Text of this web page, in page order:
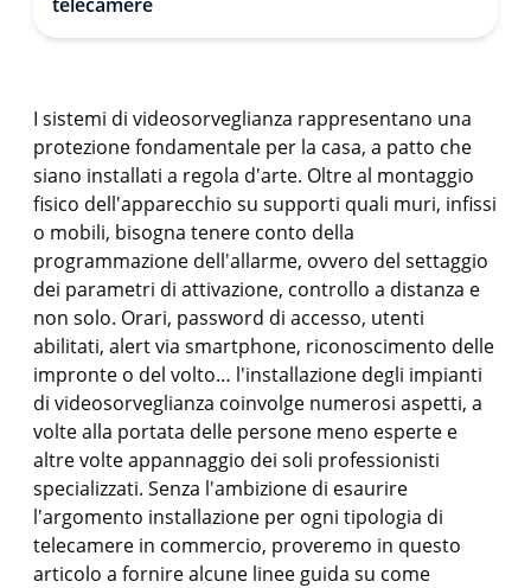
I sistemi di videosorveglianza rappresentano una
protezione fondamentale per la casa, a patto che
siano installati a regola d'arte. Oltre al montaggio
fisico dell'apparecchio su supporti quali muri, infissi
o mobili, bisogna tenere conto della
programmazione dell'allarme, ovvero del settaggio
dei parametri di attivazione, controllo a distanza e
non solo. Orari, password di accesso, utenti
abilitati, alert via smartphone, riconoscimento delle
impronte o del volto… l'installazione degli impianti
di videosorveglianza coinvolge numerosi aspetti, a
volte alla portata delle persone meno esperte e
altre volte appannaggio dei soli professionisti
specializzati. Senza l'ambizione di esaurire
l'argomento installazione per ogni tipologia di
telecamere in commercio, proveremo in questo
articolo a fornire alcune linee guida su come